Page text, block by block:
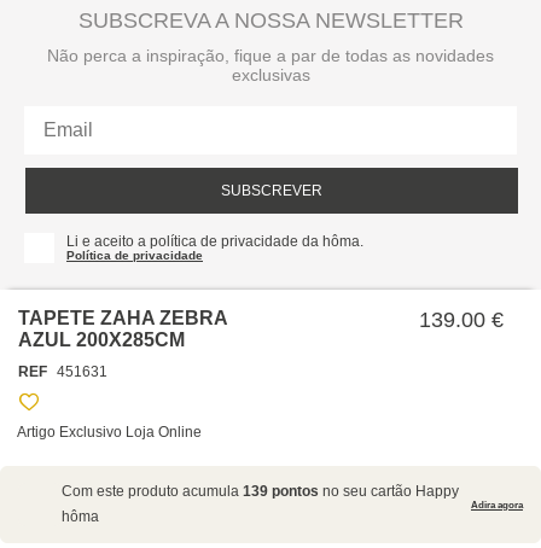
TAPETE ZAHA ZEBRA
AZUL 200X285CM
139.00 €
REF 451631
Artigo Exclusivo Loja Online
Com este produto acumula 139 pontos no seu cartão Happy
hôma
Adira agora
SUBSCREVA A NOSSA NEWSLETTER
Não perca a inspiração, fique a par de todas as novidades
exclusivas
SUBSCREVER
Li e aceito a política de privacidade da hôma.
Política de privacidade
EMPRESA